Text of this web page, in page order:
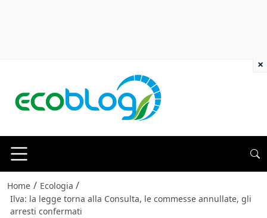
Home / Ecologia /
Ilva: la legge torna alla Consulta, le commesse annullate, gli
arresti confermati
×